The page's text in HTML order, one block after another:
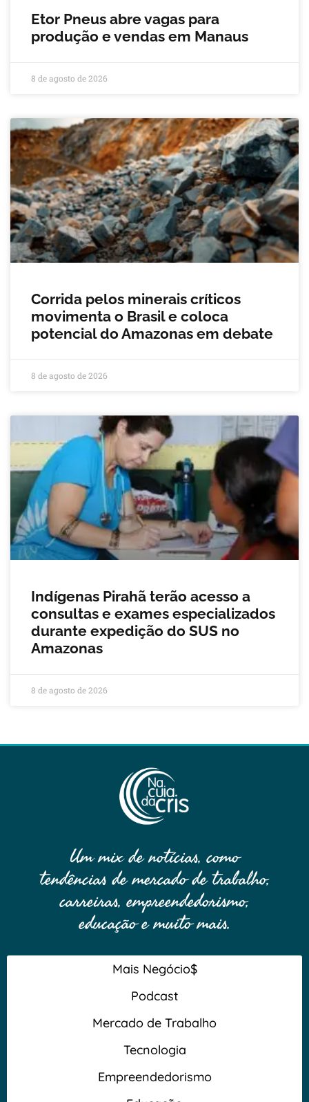
Etor Pneus abre vagas para
produção e vendas em Manaus
8 de agosto de 2026
Corrida pelos minerais críticos
movimenta o Brasil e coloca
potencial do Amazonas em debate
8 de agosto de 2026
Indígenas Pirahã terão acesso a
consultas e exames especializados
durante expedição do SUS no
Amazonas
8 de agosto de 2026
Um mix de notícias, como
tendências de mercado de trabalho,
carreiras, empreendedorismo,
educação e muito mais.
Mais Negócio$
Podcast
Mercado de Trabalho
Tecnologia
Empreendedorismo